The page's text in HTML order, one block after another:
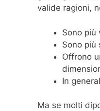
valide ragioni,
Sono più
Sono più
Offrono
In
Ma se molti